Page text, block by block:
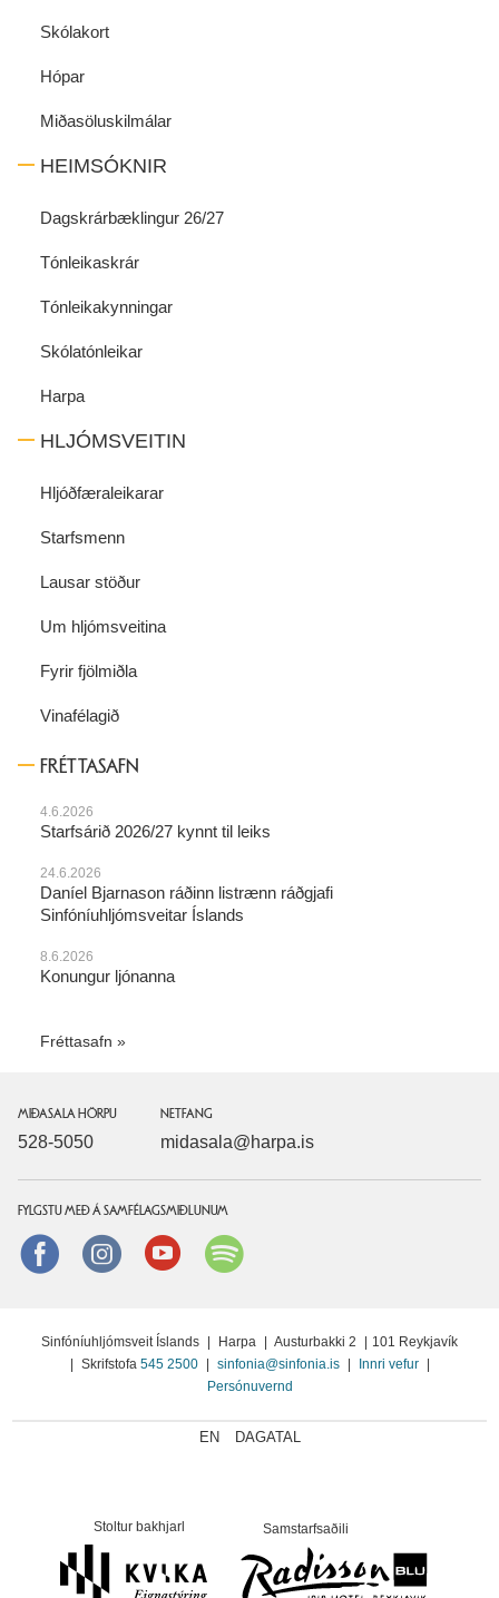
Skólakort
Hópar
Miðasöluskilmálar
HEIMSÓKNIR
Dagskrárbæklingur 26/27
Tónleikaskrár
Tónleikakynningar
Skólatónleikar
Harpa
HLJÓMSVEITIN
Hljóðfæraleikarar
Starfsmenn
Lausar stöður
Um hljómsveitina
Fyrir fjölmiðla
Vinafélagið
FRÉTTASAFN
4.6.2026
Starfsárið 2026/27 kynnt til leiks
24.6.2026
Daníel Bjarnason ráðinn listrænn ráðgjafi
Sinfóníuhljómsveitar Íslands
8.6.2026
Konungur ljónanna
Fréttasafn
MIÐASALA HÖRPU
528-5050
NETFANG
midasala@harpa.is
FYLGSTU MEÐ Á SAMFÉLAGSMIÐLUNUM
FacebookinstagramYoutube
Sinfóníuhljómsveit Íslands Harpa Austurbakki 2
101 Reykjavík
Skrifstofa 545 2500 sinfonia@sinfonia.is Innri vefur
Persónuvernd
EN DAGATAL
Stoltur bakhjarl Samstarfsaðili